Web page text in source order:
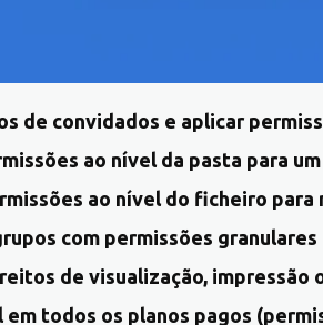
de convidados e aplicar
ao nível da pasta para
ao nível do ficheiro para
com permissões
de visualização, impressão
em todos os planos pagos